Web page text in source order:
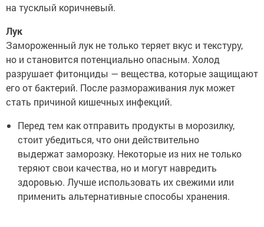
на тусклый коричневый.
Лук
Замороженный лук не только теряет вкус и текстуру,
но и становится потенциально опасным. Холод
разрушает фитонциды — вещества, которые защищают
его от бактерий. После размораживания лук может
стать причиной кишечных инфекций.
Перед тем как отправить продукты в морозилку,
стоит убедиться, что они действительно
выдержат заморозку. Некоторые из них не только
теряют свои качества, но и могут навредить
здоровью. Лучше использовать их свежими или
применить альтернативные способы хранения.